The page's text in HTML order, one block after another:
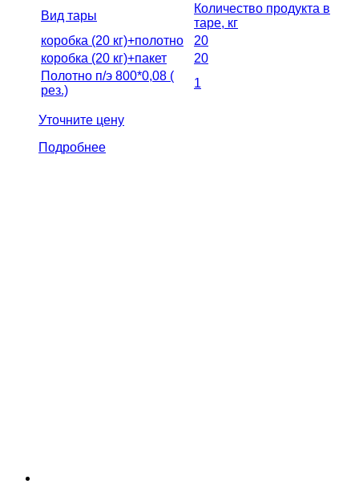
Вид тары
Количество продукта в
таре, кг
коробка (20 кг)+полотно
20
коробка (20 кг)+пакет
20
Полотно п/э 800*0,08 (
рез.)
1
Уточните цену
Подробнее